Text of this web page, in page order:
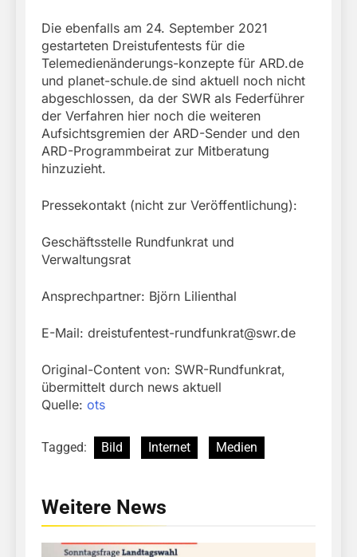
Die ebenfalls am 24. September 2021
gestarteten Dreistufentests für die
Telemedienänderungs-konzepte für ARD.de
und planet-schule.de sind aktuell noch nicht
abgeschlossen, da der SWR als Federführer
der Verfahren hier noch die weiteren
Aufsichtsgremien der ARD-Sender und den
ARD-Programmbeirat zur Mitberatung
hinzuzieht.
Pressekontakt (nicht zur Veröffentlichung):
Geschäftsstelle Rundfunkrat und
Verwaltungsrat
Ansprechpartner: Björn Lilienthal
E-Mail: dreistufentest-rundfunkrat@swr.de
Original-Content von: SWR-Rundfunkrat,
übermittelt durch news aktuell
Quelle: ots
Tagged: Bild Internet Medien
Weitere News